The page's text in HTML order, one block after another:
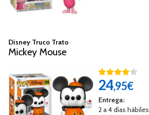
Disney Truco Trato
Mickey Mouse
24,95€
Entrega:
2 a 4 días hábiles